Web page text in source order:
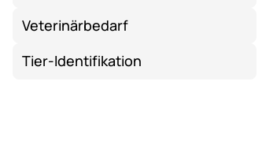
Veterinärbedarf
Tier-Identifikation